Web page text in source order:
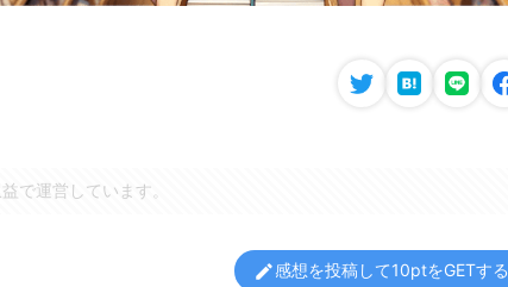
で運営しています。
edit感想を投稿して10ptをGETする